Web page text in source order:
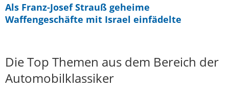
Als Franz-Josef Strauß geheime
Waffengeschäfte mit Israel einfädelte
Die Top Themen aus dem Bereich der
Automobilklassiker